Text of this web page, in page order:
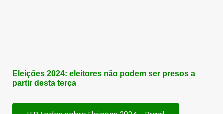
Eleições 2024: eleitores não podem ser presos a
partir desta terça